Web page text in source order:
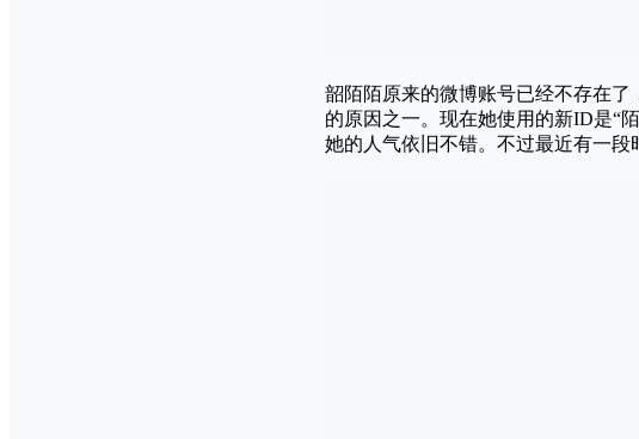
韶陌陌原来的微博账号已经不存在
的原因之一。现在她使用的新ID是“
她的人气依旧不错。不过最近有一段